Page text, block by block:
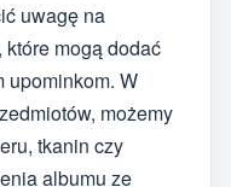
uwagę na
mogą dodać
upominkom. W
możemy
tkanin czy
albumu ze